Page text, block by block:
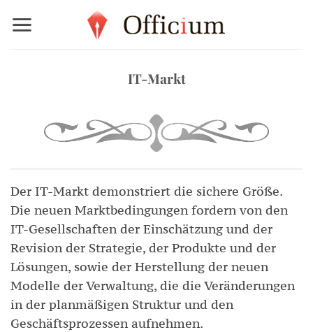
Inhalt
IT-Markt
Der IT-Markt demonstriert die sichere Größe.
Die neuen Marktbedingungen fordern von den
IT-Gesellschaften der Einschätzung und der
Revision der Strategie, der Produkte und der
Lösungen, sowie der Herstellung der neuen
Modelle der Verwaltung, die die Veränderungen
in der planmäßigen Struktur und den
Geschäftsprozessen aufnehmen.